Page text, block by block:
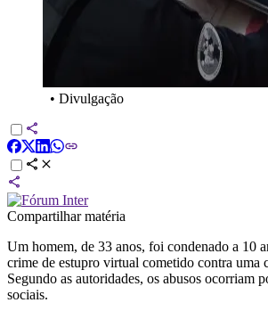
• Divulgação
Compartilhar matéria
Um homem, de 33 anos, foi condenado a 10
crime de estupro virtual cometido contra uma
Segundo as autoridades, os abusos ocorriam
sociais.